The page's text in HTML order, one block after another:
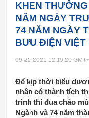
KHEN
NĂM NGÀY
74 NĂM NGÀY
BƯU ĐIỆN VIỆT
09-22-2021 12:19:20
Để kịp thời biểu
nhân có thành tích
trình thi đua chào
Ngành và 74 năm